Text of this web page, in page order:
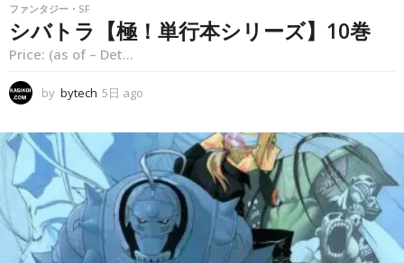
ファンタジー・SF
シバトラ【極！単行本シリーズ】10巻
Price: (as of – Det...
by bytech 5日 ago
o